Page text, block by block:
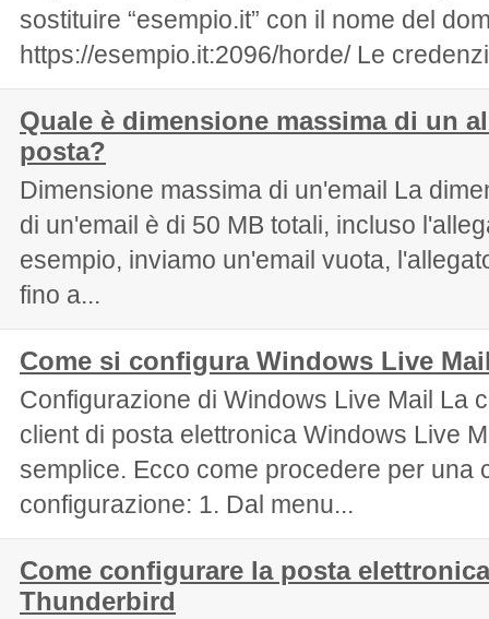
sostituire “esempio.it” con il nome del
https://esempio.it:2096/horde/ Le
Quale è dimensione massima di un
posta?
Dimensione massima di un'email La
di un'email è di 50 MB totali, incluso
esempio, inviamo un'email vuota,
fino a...
Come si configura Windows Live
Configurazione di Windows Live Mail La
client di posta elettronica Windows Live
semplice. Ecco come procedere per una
configurazione: 1. Dal menu...
Come configurare la posta
Thunderbird